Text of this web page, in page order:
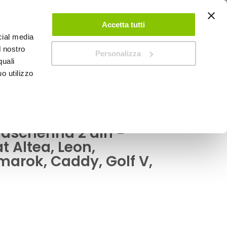
media
nostro
utilizzo
Accetta tutti
Personalizza
ACCEDI CREA UN ACCOUNT CONTATTACI
2 din -
Altea, Leon,
Caddy, Golf V,